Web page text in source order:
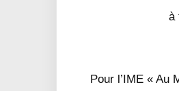
à
Pour l’IME « Au